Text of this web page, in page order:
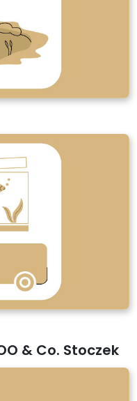
& Co. Stoczek